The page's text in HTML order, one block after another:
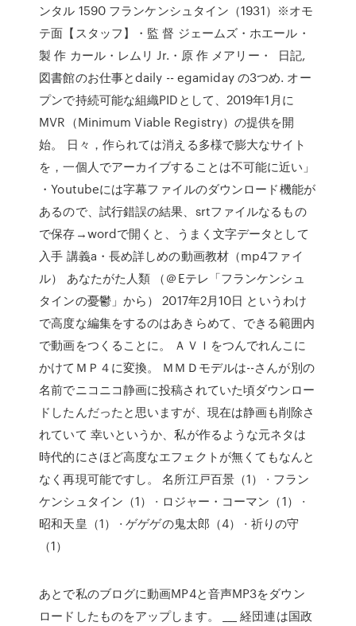
ンタル 1590 フランケンシュタイン（1931）※オモ
テ面【スタッフ】・監 督 ジェームズ・ホエール・
製 作 カール・レムリ Jr.・原 作 メアリー・ 日記,
図書館のお仕事とdaily -- egamiday の3つめ. オー
プンで持続可能な組織PIDとして、2019年1月に
MVR（Minimum Viable Registry）の提供を開
始。 日々，作られては消える多様で膨大なサイト
を，一個人でアーカイブすることは不可能に近い」
・Youtubeには字幕ファイルのダウンロード機能が
あるので、試行錯誤の結果、srtファイルなるもの
で保存→wordで開くと、うまく文字データとして
入手 講義a・長め詳しめの動画教材（mp4ファイ
ル） あなたがた人類 （＠Eテレ「フランケンシュ
タインの憂鬱」から） 2017年2月10日 というわけ
で高度な編集をするのはあきらめて、できる範囲内
で動画をつくることに。 ＡＶＩをつんでれんこに
かけてＭＰ４に変換。 ＭＭＤモデルは--さんが別の
名前でニコニコ静画に投稿されていた頃ダウンロー
ドしたんだったと思いますが、現在は静画も削除さ
れていて 幸いというか、私が作るような元ネタは
時代的にさほど高度なエフェクトが無くてもなんと
なく再現可能ですし。 名所江戸百景（1） · フラン
ケンシュタイン（1） · ロジャー・コーマン（1） ·
昭和天皇（1） · ゲゲゲの鬼太郎（4） · 祈りの守
（1）
あとで私のブログに動画MP4と音声MP3をダウン
ロードしたものをアップします。 ___ 経団連は国政